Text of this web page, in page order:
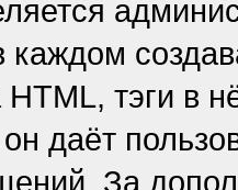
каждом
тэги в
даёт
За